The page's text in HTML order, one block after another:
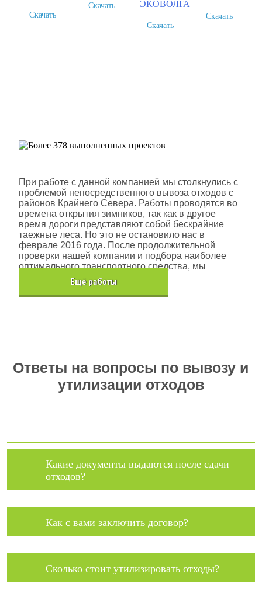
Скачать
Скачать
Скачать
Скачать
При работе с данной компанией мы столкнулись с
проблемой непосредственного вывоза отходов с
районов Крайнего Севера. Работы проводятся во
времена открытия зимников, так как в другое
время дороги представляют собой бескрайние
таежные леса. Но это не остановило нас в
феврале 2016 года. После продолжительной
проверки нашей компании и подбора наиболее
оптимального транспортного средства, мы
помогли данной компании.
Eщё работы
Ответы на вопросы по вывозу и
утилизации отходов
Какие документы выдаются после сдачи
отходов?
Как с вами заключить договор?
Сколько стоит утилизировать отходы?